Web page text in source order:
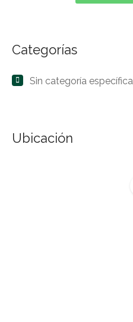
Categorías
Sin categoría específica
Ubicación